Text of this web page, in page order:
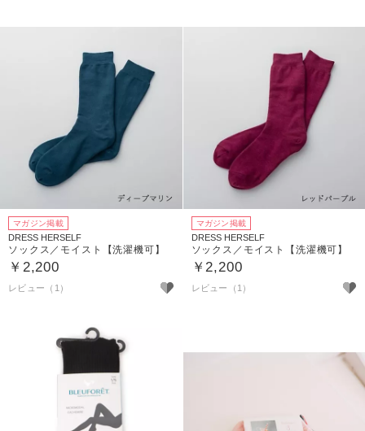
マガジン掲載
DRESS HERSELF
ソックス／モイスト【洗濯機可】
￥2,200
レビュー（1）
マガジン掲載
DRESS HERSELF
ソックス／モイスト【洗濯機可】
￥2,200
レビュー（1）